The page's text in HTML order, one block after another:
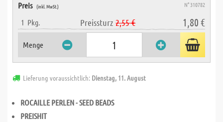
Preis (inkl. MwSt.) N° 310782
1 Pkg. Preissturz 2,55 € 1,80 €
Menge
Lieferung voraussichtlich: Dienstag, 11. August
ROCAILLE PERLEN - SEED BEADS
PREISHIT